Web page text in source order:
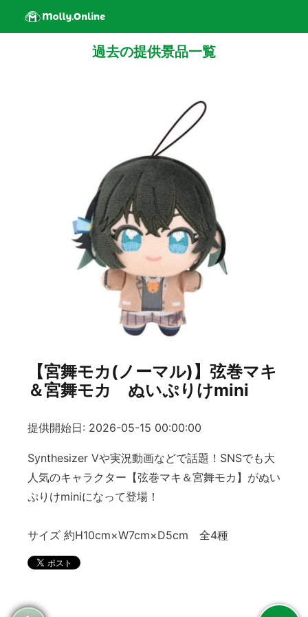
過去の提供景品一覧
【宮舞モカ(ノーマル)】弦巻マキ
＆宮舞モカ ぬいぷりけmini
提供開始日: 2026-05-15 00:00:00
Synthesizer Vや実況動画などで話題！SNSでも大
人気のキャラクター【弦巻マキ＆宮舞モカ】がぬい
ぷりけminiになって登場！
サイズ 約H10cm×W7cm×D5cm 全4種